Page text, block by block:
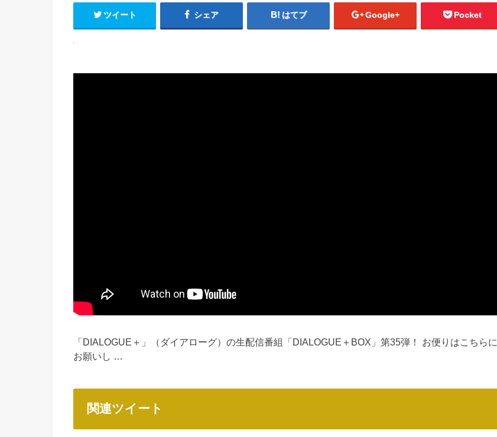
ツイート シェア はてブ Google+ Pocket
「DIALOGUE＋」（ダイアローグ）の生配信番組「DIALOGUE＋BOX」第35弾！ お便りはこちらに
お願いし …
関連ツイート